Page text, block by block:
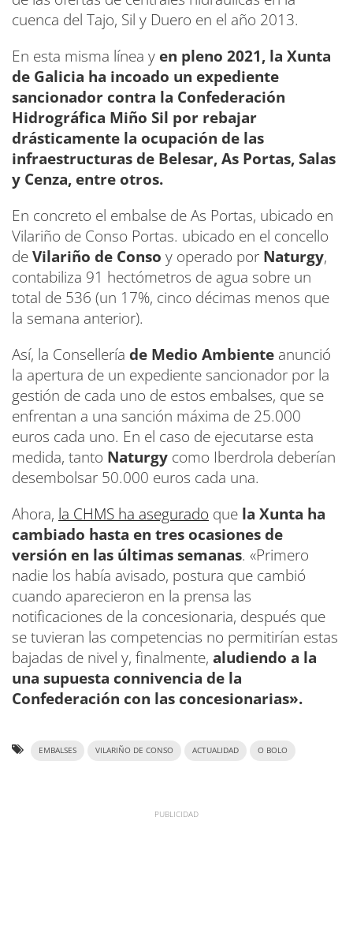
cuenca del Tajo, Sil y Duero en el año 2013.
En esta misma línea y en pleno 2021, la Xunta
de Galicia ha incoado un expediente
sancionador contra la Confederación
Hidrográfica Miño Sil por rebajar
drásticamente la ocupación de las
infraestructuras de Belesar, As Portas, Salas
y Cenza, entre otros.
En concreto el embalse de As Portas, ubicado en
Vilariño de Conso Portas. ubicado en el concello
deVilariño de Conso y operado por Naturgy,
contabiliza 91 hectómetros de agua sobre un
total de 536 (un 17%, cinco décimas menos que
la semana anterior).
Así, la Consellería de Medio Ambiente anunció
la apertura de un expediente sancionador por la
gestión de cada uno de estos embalses, que se
enfrentan a una sanción máxima de 25.000
euros cada uno. En el caso de ejecutarse esta
medida, tanto Naturgy como Iberdrola deberían
desembolsar 50.000 euros cada una.
Ahora, la CHMS ha asegurado que la Xunta ha
cambiado hasta en tres ocasiones de
versión en las últimas semanas. «Primero
nadie los había avisado, postura que cambió
cuando aparecieron en la prensa las
notificaciones de la concesionaria, después que
se tuvieran las competencias no permitirían estas
bajadas de nivel y, finalmente, aludiendo a la
una supuesta connivencia de la
Confederación con las concesionarias».
EMBALSES VILARIÑO DE CONSO ACTUALIDAD O BOLO